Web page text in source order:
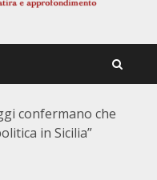
confermano che
in Sicilia”